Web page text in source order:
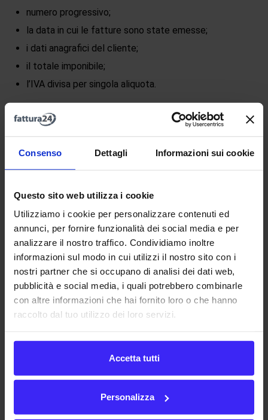
Consenso Dettagli Informazioni sui cookie
Questo sito web utilizza i cookie
Utilizziamo i cookie per personalizzare contenuti ed
annunci, per fornire funzionalità dei social media e per
analizzare il nostro traffico. Condividiamo inoltre
informazioni sul modo in cui utilizzi il nostro sito con i
nostri partner che si occupano di analisi dei dati web,
pubblicità e social media, i quali potrebbero combinarle
con altre informazioni che hai fornito loro o che hanno
raccolto dal tuo utilizzo dei loro servizi.
Accetta tutti
Personalizza
numero progressivo;
la data in cui le fatture sono state emesse;
i dati anagrafici del cliente;
il totale imponibile;
l’IVA divisa per singola aliquota.
Registro delle fatture acquisto
All’interno del registro IVA delle fatture di acquisto
vanno registrati gli acquisti fatti per l’attività; vanno
servizio acquistato, il numero progressivo della fattura,
i dati anagrafici del fornitore, il totale dei prodotti o
servizi suddivisi per importi imponibili e non imponibili
ed infine il valore dell’IVA.
Registro dei corrispettivi
I corrispettivi vengono registrati unicamente per le
emettere fattura, a meno che, non venga richiesta dal
cliente.
Inoltre, vanno registrati gli importi: